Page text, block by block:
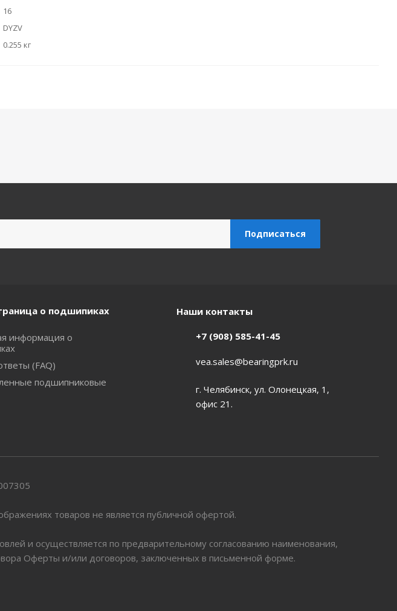
16
DYZV
0.255 кг
о подшипиках
информация о
(FAQ)
подшипниковые
Наши контакты
+7 (908) 585-41-45
vea.sales@bearingprk.ru
г. Челябинск, ул. Олонецкая, 1,
офис 21.
товаров не является публичной офертой.
и осуществляется по предварительному согласованию наименования,
Оферты и/или договоров, заключенных в письменной форме.